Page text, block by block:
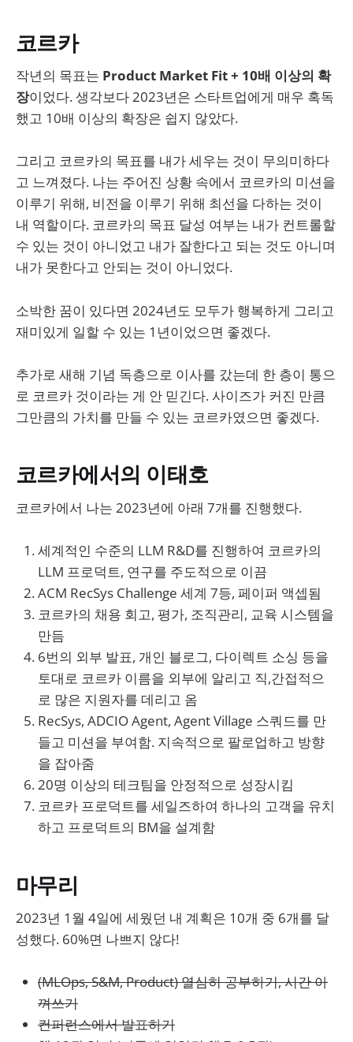
코르카
작년의 목표는 Product Market Fit + 10배 이상의 확
장이었다. 생각보다 2023년은 스타트업에게 매우 혹독
했고 10배 이상의 확장은 쉽지 않았다.
그리고 코르카의 목표를 내가 세우는 것이 무의미하다
고 느껴졌다. 나는 주어진 상황 속에서 코르카의 미션을
이루기 위해, 비전을 이루기 위해 최선을 다하는 것이
내 역할이다. 코르카의 목표 달성 여부는 내가 컨트롤할
수 있는 것이 아니었고 내가 잘한다고 되는 것도 아니며
내가 못한다고 안되는 것이 아니었다.
소박한 꿈이 있다면 2024년도 모두가 행복하게 그리고
재미있게 일할 수 있는 1년이었으면 좋겠다.
추가로 새해 기념 독층으로 이사를 갔는데 한 층이 통으
로 코르카 것이라는 게 안 믿긴다. 사이즈가 커진 만큼
그만큼의 가치를 만들 수 있는 코르카였으면 좋겠다.
코르카에서의 이태호
코르카에서 나는 2023년에 아래 7개를 진행했다.
세계적인 수준의 LLM R&D를 진행하여 코르카의
LLM 프로덕트, 연구를 주도적으로 이끔
ACM RecSys Challenge 세계 7등, 페이퍼 액셉됨
코르카의 채용 회고, 평가, 조직관리, 교육 시스템을
만듬
6번의 외부 발표, 개인 블로그, 다이렉트 소싱 등을
토대로 코르카 이름을 외부에 알리고 직,간접적으
로 많은 지원자를 데리고 옴
RecSys, ADCIO Agent, Agent Village 스쿼드를 만
들고 미션을 부여함. 지속적으로 팔로업하고 방향
을 잡아줌
20명 이상의 테크팀을 안정적으로 성장시킴
코르카 프로덕트를 세일즈하여 하나의 고객을 유치
하고 프로덕트의 BM을 설계함
마무리
2023년 1월 4일에 세웠던 내 계획은 10개 중 6개를 달
성했다. 60%면 나쁘지 않다!
(MLOps, S&M, Product) 열심히 공부하기, 시간 아
껴쓰기
컨퍼런스에서 발표하기